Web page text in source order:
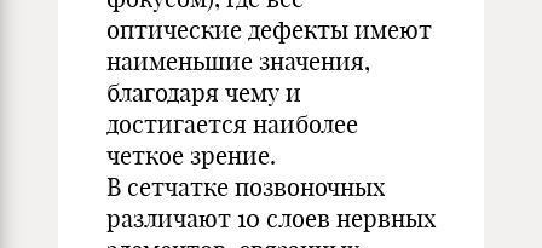
оптические дефекты имеют
наименьшие значения,
благодаря чему и
достигается наиболее
четкое зрение.
В сетчатке позвоночных
различают 10 слоев нервных